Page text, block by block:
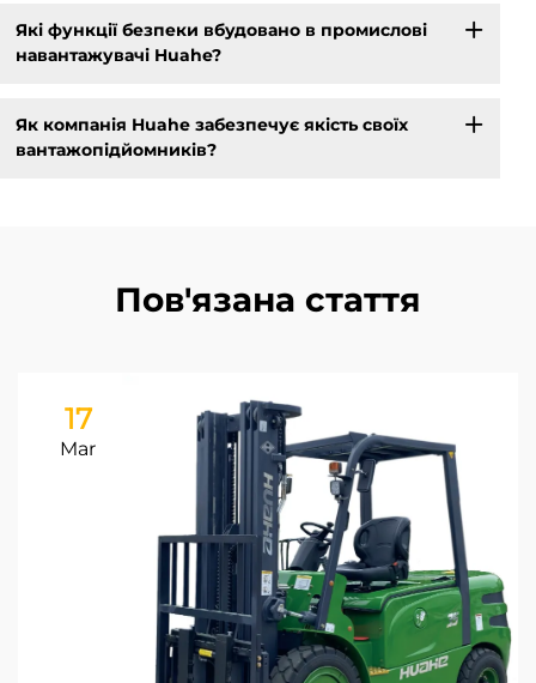
Які функції безпеки вбудовано в промислові
навантажувачі Huahe?
Як компанія Huahe забезпечує якість своїх
вантажопідйомників?
Пов'язана стаття
17
Mar